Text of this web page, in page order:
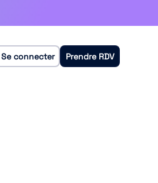
Se connecter Prendre RDV